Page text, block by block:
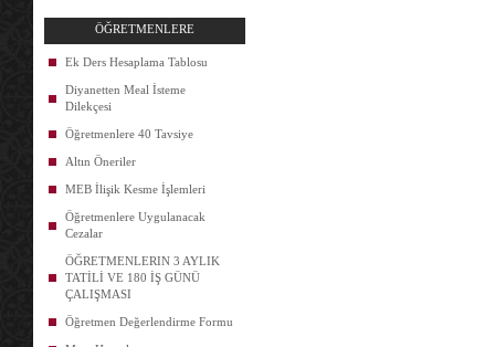
ÖĞRETMENLERE
Ek Ders Hesaplama Tablosu
Diyanetten Meal İsteme
Dilekçesi
Öğretmenlere 40 Tavsiye
Altın Öneriler
MEB İlişik Kesme İşlemleri
Öğretmenlere Uygulanacak
Cezalar
ÖĞRETMENLERIN 3 AYLIK
TATİLİ VE 180 İŞ GÜNÜ
ÇALIŞMASI
Öğretmen Değerlendirme Formu